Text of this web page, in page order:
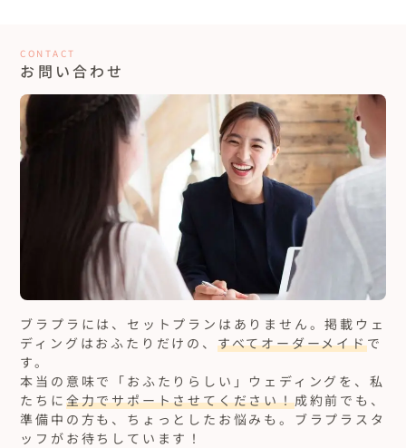
CONTACT
お問い合わせ
ブラプラには、セットプランはありません。掲載ウェ
ディングはおふたりだけの、 すべてオーダーメイドで
す。
本当の意味で「おふたりらしい」ウェディングを、私
たちに 全力でサポートさせてください！成約前でも、
準備中の方も、ちょっとしたお悩みも。ブラプラスタ
ッフがお待ちしています！